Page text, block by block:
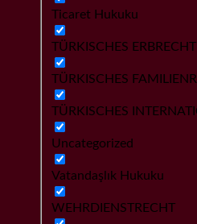
Ticaret Hukuku
TÜRKISCHES ERBRECHT
TÜRKISCHES
TÜRKISCHES
Uncategorized
Vatandaşlık Hukuku
WEHRDIENSTRECHT